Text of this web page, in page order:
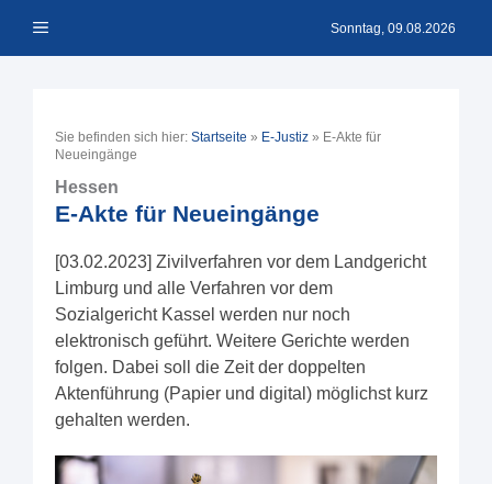
Inhalt Menü Sonntag, 09.08.2026
Sie befinden sich hier: Startseite » E-Justiz » E-Akte für
Neueingänge
Hessen
E-Akte für Neueingänge
[03.02.2023] Zivilverfahren vor dem Landgericht
Limburg und alle Verfahren vor dem
Sozialgericht Kassel werden nur noch
elektronisch geführt. Weitere Gerichte werden
folgen. Dabei soll die Zeit der doppelten
Aktenführung (Papier und digital) möglichst kurz
gehalten werden.